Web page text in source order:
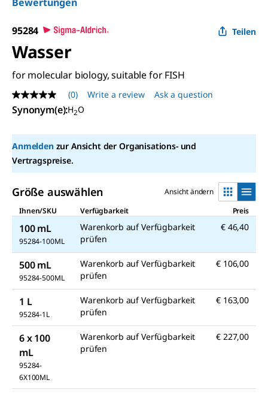
95284 Teilen
Wasser
for molecular biology, suitable for FISH
No
rating
value
page
link.
(0) Write a review Ask a question
Synonym(e):H2O
Anmeldenzur Ansicht der Organisations- und
Vertragspreise.
Größe auswählen
Ansicht ändern
Ihnen/SKU
Verfügbarkeit Preis
100 mL
95284-100ML
Warenkorb auf Verfügbarkeit
prüfen
€ 46,40
500 mL
95284-500ML
Warenkorb auf Verfügbarkeit
prüfen
€ 106,00
1 L
95284-1L
Warenkorb auf Verfügbarkeit
prüfen
€ 163,00
6 x 100
mL
95284-
6X100ML
Warenkorb auf Verfügbarkeit
prüfen
€ 227,00